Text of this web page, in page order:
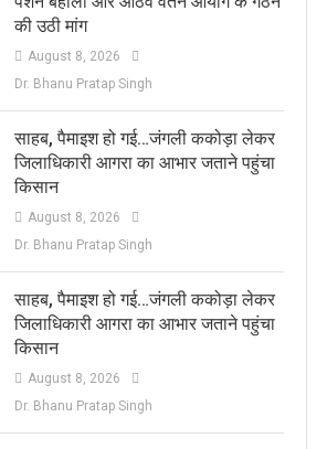
की उठी मांग
August 8, 2026
Dr. Bhanu Pratap Singh
साहब, पैमाइश हो गई…जंगली ककोड़ा लेकर
जिलाधिकारी आगरा का आभार जताने पहुंचा
किसान
August 8, 2026
Dr. Bhanu Pratap Singh
साहब, पैमाइश हो गई…जंगली ककोड़ा लेकर
जिलाधिकारी आगरा का आभार जताने पहुंचा
किसान
August 8, 2026
Dr. Bhanu Pratap Singh